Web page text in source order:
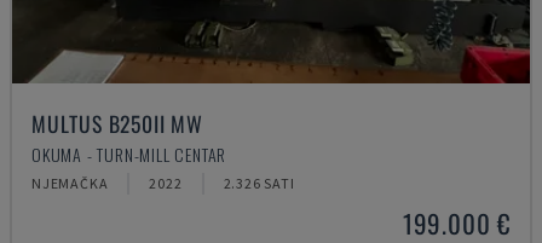
MULTUS B250II MW
OKUMA - TURN-MILL CENTAR
NJEMAČKA 2022 2.326 SATI
199.000 €